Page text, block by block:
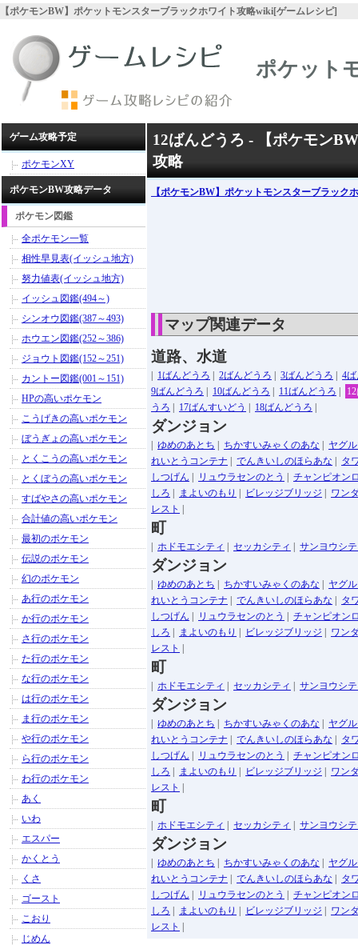
【ポケモンBW】ポケットモンスターブラックホワイト攻略wiki[ゲームレシピ]
ポケット
12ばんどうろ - 【ポケモン
攻略
【ポケモンBW】ポケットモンスターブラック
マップ関連データ
道路、水道
1ばんどうろ 2ばんどうろ 3ばんどうろ
4
9ばんどうろ
10ばんどうろ 11ばんどうろ
うろ
17ばんすいどう 18ばんどうろ
ダンジョン
ゆめのあとち ちかすいみゃくのあな
ヤグ
れいとうコンテナ
でんきいしのほらあな
タ
しつげん
リュウラセンのとう
チャンピオン
しろ
まよいのもり ビレッジブリッジ
ワン
レスト
町
ホドモエシティ セッカシティ サンヨウシ
ダンジョン
ゆめのあとち ちかすいみゃくのあな
ヤグ
れいとうコンテナ
でんきいしのほらあな
タ
しつげん
リュウラセンのとう
チャンピオン
しろ
まよいのもり ビレッジブリッジ
ワン
レスト
町
ホドモエシティ セッカシティ サンヨウシ
ダンジョン
ゆめのあとち ちかすいみゃくのあな
ヤグ
れいとうコンテナ
でんきいしのほらあな
タ
しつげん
リュウラセンのとう
チャンピオン
しろ
まよいのもり ビレッジブリッジ
ワン
レスト
町
ホドモエシティ セッカシティ サンヨウシ
ダンジョン
ゆめのあとち ちかすいみゃくのあな
ヤグ
れいとうコンテナ
でんきいしのほらあな
タ
しつげん
リュウラセンのとう
チャンピオン
しろ
まよいのもり ビレッジブリッジ
ワン
レスト
ゲーム攻略予定
ポケモンXY
ポケモンBW攻略データ
ポケモン図鑑
全ポケモン一覧
相性早見表(イッシュ地方)
努力値表(イッシュ地方)
イッシュ図鑑(494～)
シンオウ図鑑(387～493)
ホウエン図鑑(252～386)
ジョウト図鑑(152～251)
カントー図鑑(001～151)
HPの高いポケモン
こうげきの高いポケモン
ぼうぎょの高いポケモン
とくこうの高いポケモン
とくぼうの高いポケモン
すばやさの高いポケモン
合計値の高いポケモン
最初のポケモン
伝説のポケモン
幻のポケモン
あ行のポケモン
か行のポケモン
さ行のポケモン
た行のポケモン
な行のポケモン
は行のポケモン
ま行のポケモン
や行のポケモン
ら行のポケモン
わ行のポケモン
あく
いわ
エスパー
かくとう
くさ
ゴースト
こおり
じめん